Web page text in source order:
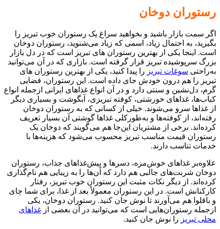
رستوران دوخان
اگر سمت بازار باشید و بخواهید سراغ یک رستوران خوب تبریز را
بگیرید، به احتمال زیاد، اسمی که زیاد می‌شنوید، رستوران دوخان
است. اینجا یکی از بهترین رستوران های تبریز است که در دل بازار
بزرگ سرپوشیده تبریز قرار گرفته است. بازاری که در آن می‌توانید
به‌راحتی سوغات تبریز را پیدا کنید، یکی از بهترین رستوران های
تبریز را هم درون خودش جای داده است. این رستوران، فضایی
گرم، دل‌نشین و سنتی دارد و در آن انواع غذاهای ایرانی ازجمله انواع
کباب‌ها، غذاهای خورشتی، کوفته تبریزی، آبگوشت و بسیاری دیگر
از غذاها سرو می‌شوند. خیلی از کسانی که به رستوران دوخان
رفته‌اند، از کوفته‌ها و به‌طورکلی غذاها گوشتی آن بسیار تعریف
کرده‌اند. برخی از مشتریان این‌جا هم می‌گویند که دوخان یک
رستوران قیمت مناسب تبریز محسوب می‌شود که هزینه‌ها با
خدمات تناسب دارند.
علاوه‌بر غذاهای خوش‌مزه، دسرها و پیش‌غذاهای جذاب، رستوران
دوخان شربت‌های جالبی هم دارد که آن‌ها را به زیبایی هم نام‌گذاری
کرده‌اند. از دیگر نکات مثبت این رستوران خوب تبریز، رفتار
کارکنانش است. در این رستوران معمولاً بعد از غذا، برای شما چای
و باقلوا هم می‌آورند تا نوش جان کنید. رستوران دوخان، یکی
ازجمله رستوران‌هایی است که می‌توانید در آن بعضی از غذاهای
محلی تبریز را نوش جان کنید.